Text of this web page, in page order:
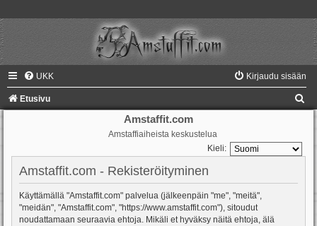
UKK Kirjaudu sisään
Etusivu
Amstaffit.com
Amstaffiaiheista keskustelua
Kieli:
Amstaffit.com - Rekisteröityminen
Käyttämällä "Amstaffit.com" palvelua (jälkeenpäin "me", "meitä",
"meidän", "Amstaffit.com", "https://www.amstaffit.com"), sitoudut
noudattamaan seuraavia ehtoja. Mikäli et hyväksy näitä ehtoja, älä